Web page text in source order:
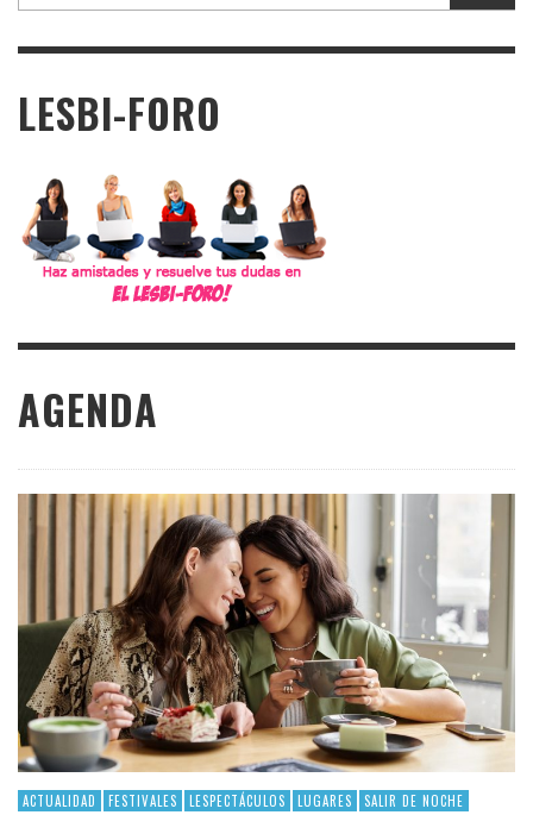
LESBI-FORO
AGENDA
ACTUALIDAD FESTIVALES LESPECTÁCULOS LUGARES SALIR DE NOCHE